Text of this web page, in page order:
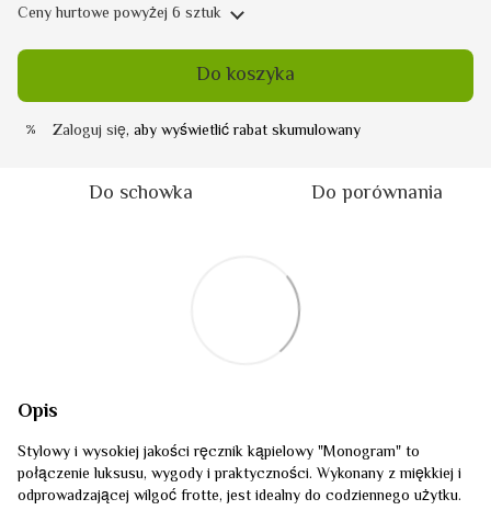
Ceny hurtowepowyżej 6 sztuk
Do koszyka
% Zaloguj się, aby wyświetlić rabat skumulowany
Do schowka Do porównania
Opis
Stylowy i wysokiej jakości ręcznik kąpielowy "Monogram" to
połączenie luksusu, wygody i praktyczności. Wykonany z miękkiej i
odprowadzającej wilgoć frotte, jest idealny do codziennego użytku.